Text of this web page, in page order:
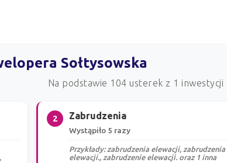
Sołtysowska
Na podstawie 104 usterek z 1 inwestycji
2 Zabrudzenia
Wystąpiło 5 razy
Przykłady: zabrudzenia elewacji, zabrudzenia
elewacji., zabrudzenie elewacji. oraz 1 inna